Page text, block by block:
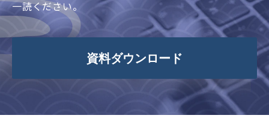
一読ください。
資料ダウンロード